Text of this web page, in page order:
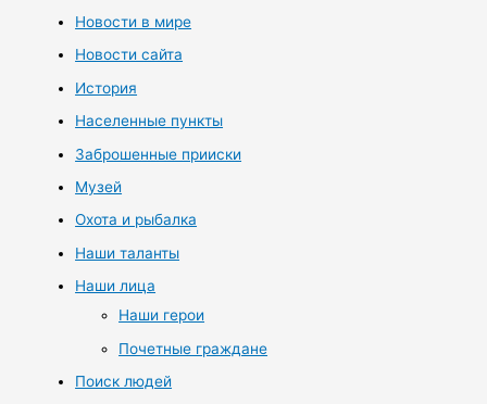
Новости в мире
Новости сайта
История
Населенные пункты
Заброшенные прииски
Музей
Охота и рыбалка
Наши таланты
Наши лица
Наши герои
Почетные граждане
Поиск людей